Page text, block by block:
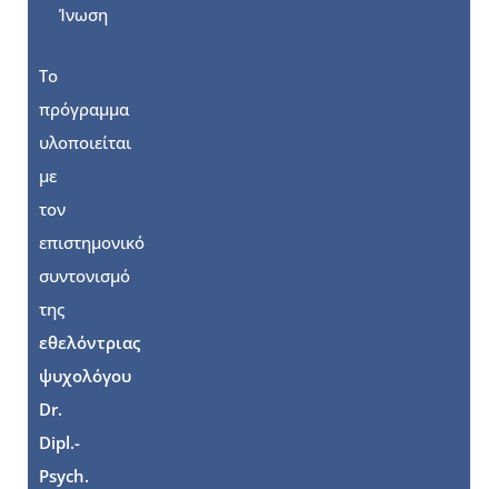
Ίνωση
Το
πρόγραμμα
υλοποιείται
με
τον
επιστημονικό
συντονισμό
της
εθελόντριας
ψυχολόγου
Dr.
Dipl.-
Psych.